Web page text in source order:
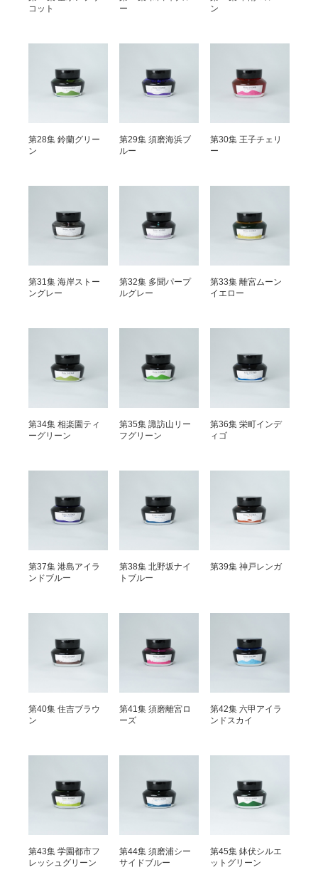
コット
ー
ン
第28集 鈴蘭グリー
ン
第29集 須磨海浜ブ
ルー
第30集 王子チェリ
ー
第31集 海岸ストー
ングレー
第32集 多聞パープ
ルグレー
第33集 離宮ムーン
イエロー
第34集 相楽園ティ
ーグリーン
第35集 諏訪山リー
フグリーン
第36集 栄町インデ
ィゴ
第37集 港島アイラ
ンドブルー
第38集 北野坂ナイ
トブルー
第39集 神戸レンガ
第40集 住吉ブラウ
ン
第41集 須磨離宮ロ
ーズ
第42集 六甲アイラ
ンドスカイ
第43集 学園都市フ
レッシュグリーン
第44集 須磨浦シー
サイドブルー
第45集 鉢伏シルエ
ットグリーン